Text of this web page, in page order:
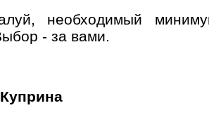
необходимый
- за вами.